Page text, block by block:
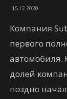
15.12.2020
Компания
первого
автомобиля.
долей
поздно